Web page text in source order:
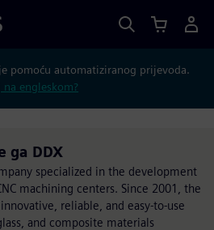
pomoću automatiziranog prijevoda.
engleskom?
ga DDX
specialized in the development
machining centers. Since 2001, the
reliable, and easy-to-use
and composite materials